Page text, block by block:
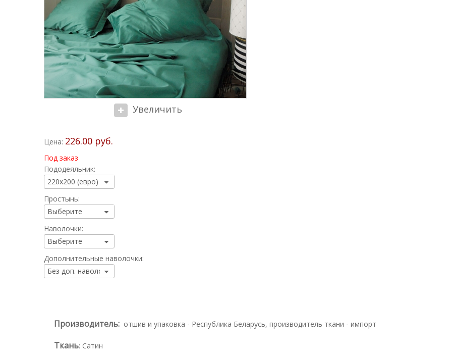
Увеличить
Цена: 226.00 руб.
Под заказ
Пододеяльник:
Простынь:
Наволочки:
Дополнительные наволочки:
Производитель: отшив и упаковка - Республика Беларусь, производитель ткани - импорт
Ткань: Сатин